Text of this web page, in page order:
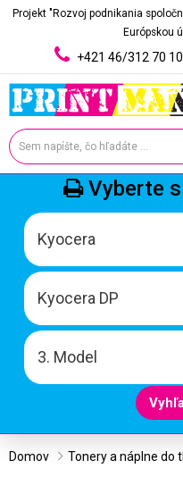
Projekt "Rozvoj podnikania
Európskou
+421 46/312 70 10
Vyberte
Kyocera
Kyocera DP
3. Model
Domov Tonery a náplne do